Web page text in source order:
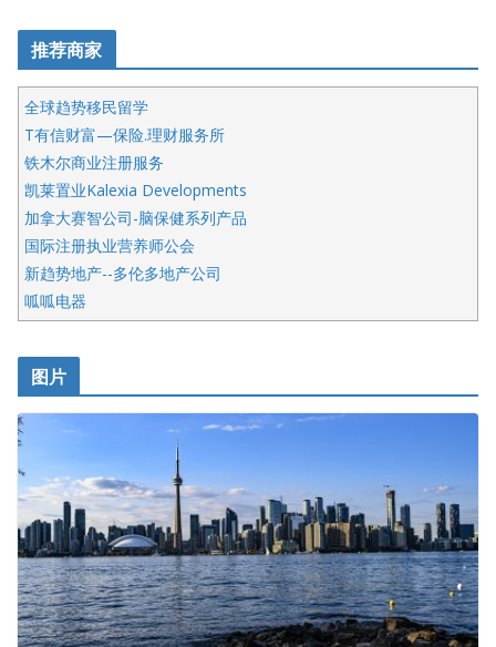
推荐商家
全球趋势移民留学
T有信财富—保险.理财服务所
铁木尔商业注册服务
凯莱置业Kalexia Developments
加拿大赛智公司-脑保健系列产品
国际注册执业营养师公会
新趋势地产--多伦多地产公司
呱呱电器
皇后金融集团
铁木尔商业注册服务
图片